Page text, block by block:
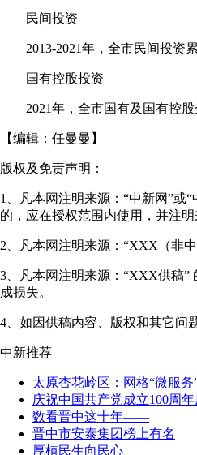
民间投资
2013-2021年，全市民间投资累
国有控股投资
2021年，全市国有及国有控股
【编辑： 任曼曼 】
版权及免责声明：
1、凡本网注明来源：“中新网”或
的，应在授权范围内使用，并注
2、凡本网注明来源：“XXX（非
3、凡本网注明来源：“XXX供稿”
成损失。
4、如因供稿内容、版权和其它问
中新推荐
太原杏花岭区：网格“微服务
庆祝中国共产党成立100周
数看晋中这十年——
晋中市安泰集团榜上有名
厚植民生向民心